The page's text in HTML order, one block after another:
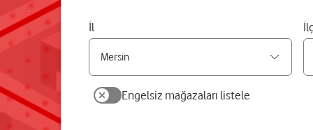
İl
Engelsiz mağazaları listele